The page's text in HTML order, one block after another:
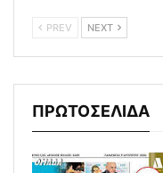
PREV NEXT
ΠΡΩΤΟΣΕΛΙΔΑ